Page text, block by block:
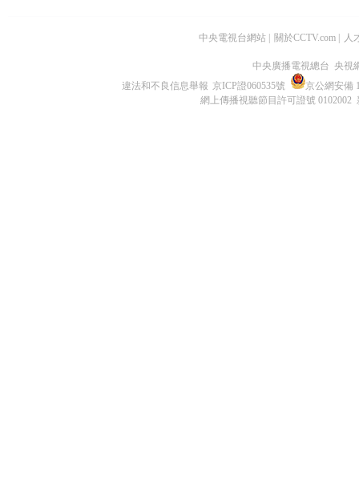
中央電視台網站 關於CCTV.com 人
中央廣播電視總台 央視
違法和不良信息舉報 京ICP證060535號
京公網安備
網上傳播視聽節目許可證號 0102002